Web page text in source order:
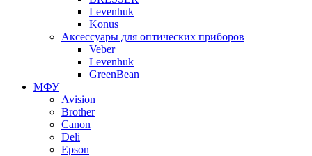
Levenhuk
Konus
Аксессуары для оптических приборов
Veber
Levenhuk
GreenBean
МФУ
Avision
Brother
Canon
Deli
Epson